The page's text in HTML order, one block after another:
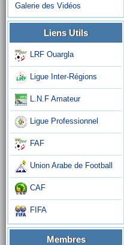
Galerie des Vidéos
Liens Utils
LRF Ouargla
Ligue Inter-Régions
L.N.F Amateur
Ligue Professionnel
FAF
Union Arabe de Football
CAF
FIFA
Membres